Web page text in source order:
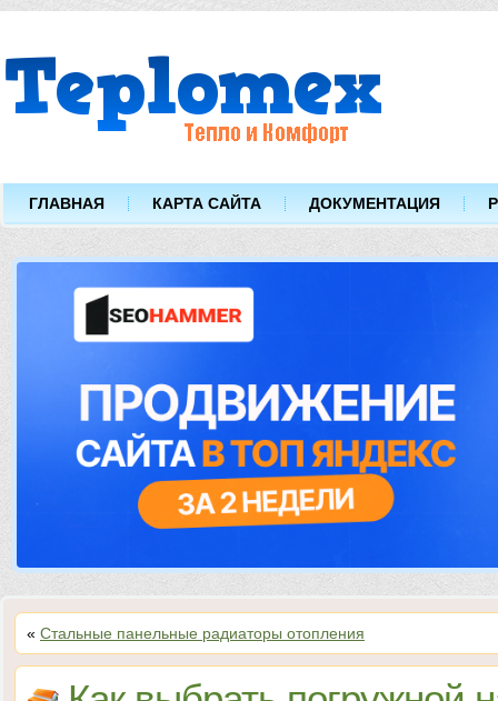
ГЛАВНАЯ КАРТА САЙТА ДОКУМЕНТАЦИЯ
« Стальные панельные радиаторы отопления